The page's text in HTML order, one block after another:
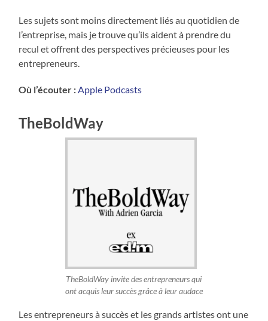
Les sujets sont moins directement liés au quotidien de
l’entreprise, mais je trouve qu’ils aident à prendre du
recul et offrent des perspectives précieuses pour les
entrepreneurs.
Où l’écouter :Apple Podcasts
TheBoldWay
TheBoldWay invite des entrepreneurs qui
ont acquis leur succès grâce à leur audace
Les entrepreneurs à succès et les grands artistes ont une